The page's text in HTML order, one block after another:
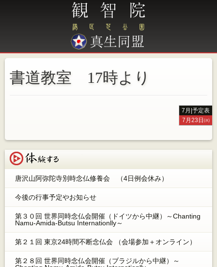
書道教室 17時より
7月 予定表
7月23日㈬
唐沢山阿弥陀寺別時念仏修養会 （4日例会休み）
今後の行事予定やお知らせ
第３０回 世界同時念仏会開催（ドイツから中継）～Chanting
Namu-Amida-Butsu Internationlly～
第２１回 東京24時間不断念仏会 （会場参加＋オンライン）
第２８回 世界同時念仏会開催（ブラジルから中継）～